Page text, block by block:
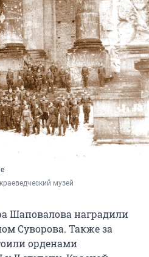
музей
Шаповалова наградили
Суворова. Также за
орденами